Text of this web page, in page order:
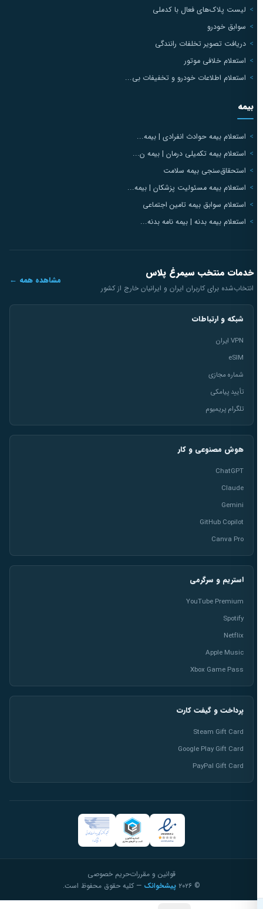
لیست پلاک‌های فعال با کدملی
سوابق خودرو
دریافت تصویر تخلفات رانندگی
استعلام خلافی موتور
استعلام اطلاعات خودرو و تخفیفات بی...
بیمه
استعلام بیمه حوادث انفرادی | بیمه...
استعلام بیمه تکمیلی درمان | بیمه ن...
استحقاق‌سنجی بیمه سلامت
استعلام بیمه مسئولیت پزشکان | بیمه...
استعلام سوابق بیمه تامین اجتماعی
استعلام بیمه بدنه | بیمه نامه بدنه...
خدمات منتخب سیمرغ پلاس
انتخاب‌شده برای کاربران ایران و ایرانیان خارج از کشور
مشاهده همه ←
شبکه و ارتباطات
VPN ایران
eSIM
شماره مجازی
تأیید پیامکی
تلگرام پریمیوم
هوش مصنوعی و کار
ChatGPT
Claude
Gemini
GitHub Copilot
Canva Pro
استریم و سرگرمی
YouTube Premium
Spotify
Netflix
Apple Music
Xbox Game Pass
پرداخت و گیفت کارت
Steam Gift Card
Google Play Gift Card
PayPal Gift Card
قوانین و مقرراتحریم خصوصی
© ۲۰۲۶
پیشخوانک— کلیه حقوق محفوظ است.